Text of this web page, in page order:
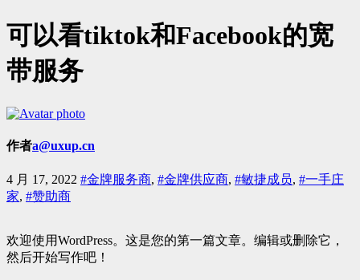
可以看tiktok和Facebook的宽
带服务
作者a@uxup.cn
4 月 17, 2022 #金牌服务商, #金牌供应商, #敏捷成员, #一手庄
家, #赞助商
欢迎使用WordPress。这是您的第一篇文章。编辑或删除它，
然后开始写作吧！